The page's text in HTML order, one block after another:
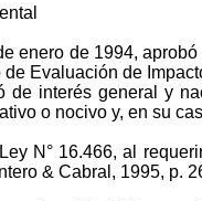
enero de 1994,
Evaluación de
de interés general y
o nocivo y, en su
N° 16.466, al
& Cabral, 1995, p.